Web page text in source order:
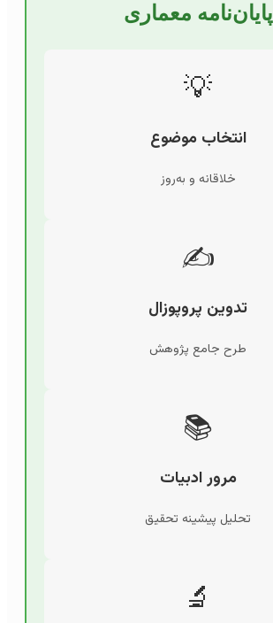
پایان‌نامه معماری
💡
انتخاب موضوع
خلاقانه و به‌روز
✍️
تدوین پروپوزال
طرح جامع پژوهش
📚
مرور ادبیات
تحلیل پیشینه تحقیق
🔬